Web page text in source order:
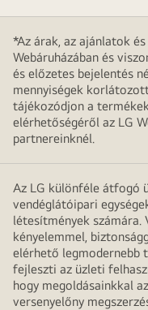
*Az árak, az ajánlatok
Webáruházában és
és előzetes bejelentés
mennyiségek
tájékozódjon a
elérhetőségéről az LG
partnereinknél.
Az LG különféle átfogó
vendéglátóipari
létesítmények számára.
kényelemmel,
elérhető legmodernebb
fejleszti az üzleti
hogy megoldásainkkal
versenyelőny